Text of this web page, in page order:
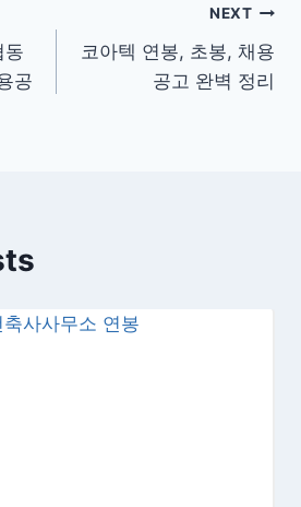
동
공
NEXT
코아텍 연봉, 초봉, 채용
공고 완벽 정리